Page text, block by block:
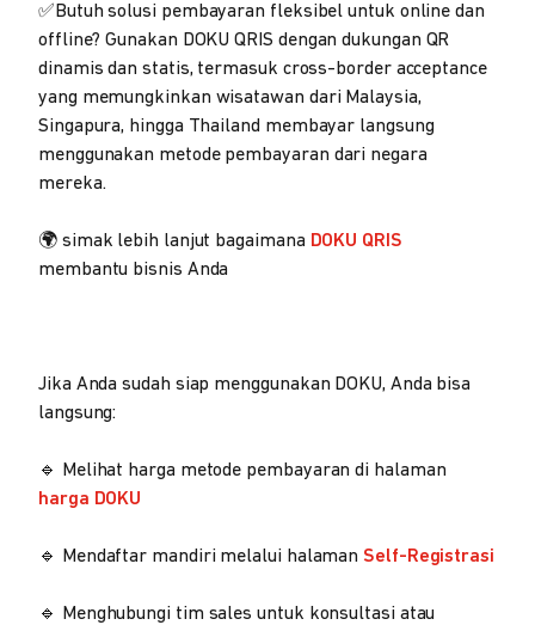
✅Butuh solusi pembayaran fleksibel untuk online dan
offline? Gunakan DOKU QRIS dengan dukungan QR
dinamis dan statis, termasuk cross-border acceptance
yang memungkinkan wisatawan dari Malaysia,
Singapura, hingga Thailand membayar langsung
menggunakan metode pembayaran dari negara
mereka.
🌍 simak lebih lanjut bagaimana DOKU QRIS
membantu bisnis Anda
Jika Anda sudah siap menggunakan DOKU, Anda bisa
langsung:
🔹 Melihat harga metode pembayaran di halaman
harga DOKU
🔹 Mendaftar mandiri melalui halaman Self-Registrasi
🔹 Menghubungi tim sales untuk konsultasi atau